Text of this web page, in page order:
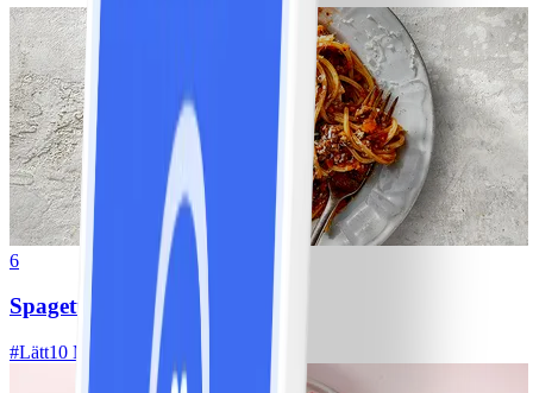
6
Spagetti med köttfärssås
#Lätt10 MIN